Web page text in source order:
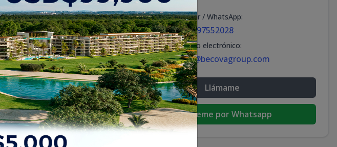
Celular / WhatsApp:
+18297552028
Correo electrónico:
info@becovagroup.com
Llámame
Escribeme por Whatsapp